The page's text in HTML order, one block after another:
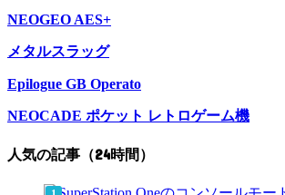
NEOGEO AES+
メタルスラッグ
Epilogue GB Operato
NEOCADE ポケット レトロゲーム機
人気の記事（24時間）